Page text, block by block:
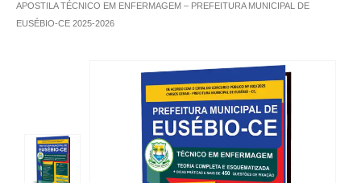
APOSTILA TÉCNICO EM ENFERMAGEM – PREFEITURA MUNICIPAL DE
EUSÉBIO-CE 2025-2026